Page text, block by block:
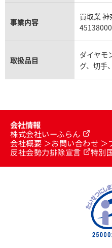
事業内容
買取業
取扱品目
ダイヤモ
グ、切手
会社情報
株式会社いーふらん
会社概要
お問い合わせ
反社会勢力排除宣言
特別